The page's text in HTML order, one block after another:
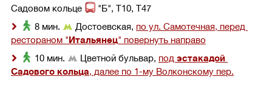
Садовом кольце
"Б", Т10, Т47
8 мин.
Достоевская, по ул. Самотечная, перед
рестораном "Итальянец" повернуть направо
10 мин.
Цветной бульвар, под эстакадой
Садового кольца, далее по 1-му Волконскому пер.